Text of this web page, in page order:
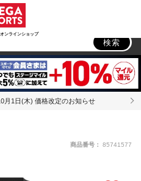
ンラインショップ
検索
月1日(木) 価格改定のお知らせ
商品番号： 85741577